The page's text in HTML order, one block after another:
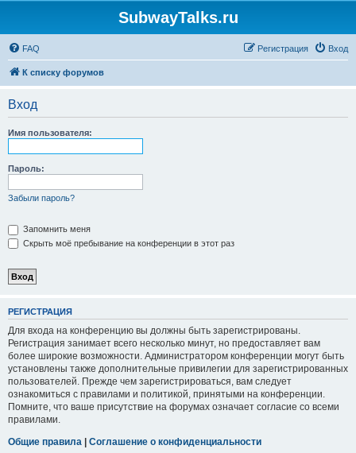
SubwayTalks.ru
FAQ Вход
Регистрация
К списку форумов
Вход
Имя пользователя:
Пароль:
Забыли пароль?
Запомнить меня
Скрыть моё пребывание на конференции в этот раз
РЕГИСТРАЦИЯ
Для входа на конференцию вы должны быть зарегистрированы.
Регистрация занимает всего несколько минут, но предоставляет вам
более широкие возможности. Администратором конференции могут быть
установлены также дополнительные привилегии для зарегистрированных
пользователей. Прежде чем зарегистрироваться, вам следует
ознакомиться с правилами и политикой, принятыми на конференции.
Помните, что ваше присутствие на форумах означает согласие со всеми
правилами.
Общие правила | Соглашение о конфиденциальности